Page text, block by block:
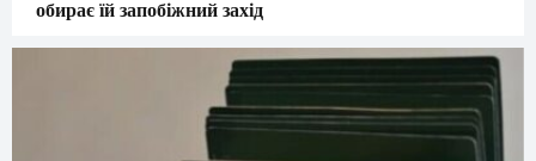
обирає їй запобіжний захід